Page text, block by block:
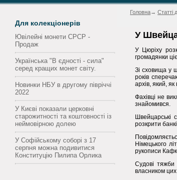
Для колекціонерів
Ювілейні монети СРСР -
Продаж
Українська "В єдності - сила"
серед кращих монет світу.
Новинки НБУ в другому півріччі
2022
У Києві показали церковні
старожитності та коштовності із
неймовірною долею
У Софійському соборі з 17
серпня можна подивитися
Конституцію Пилипа Орлика
Головна→ Статті
У
У Цюріху
громадянки
Зі сховища у
років
архів, який,
Фахівці не
знайомився.
Швейцарські
розкрити
Німецького
рукописи
Судові
власником